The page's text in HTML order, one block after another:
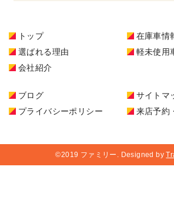
トップ
在庫車情
選ばれる理由
軽未使用
会社紹介
ブログ
サイトマ
プライバシーポリシー
来店予約
©2019 ファミリー. Designed by